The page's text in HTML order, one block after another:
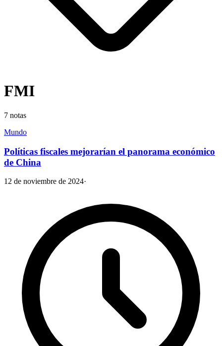
FMI
7 notas
Mundo
Políticas fiscales mejorarían el panorama económico
de China
12 de noviembre de 2024·